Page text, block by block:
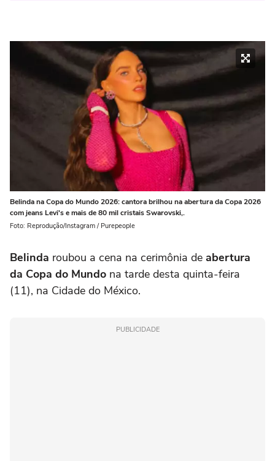
Belinda na Copa do Mundo 2026: cantora brilhou na abertura da Copa 2026
com jeans Levi's e mais de 80 mil cristais Swarovski,.
Foto: Reprodução/Instagram / Purepeople
Belinda roubou a cena na cerimônia de abertura
da Copa do Mundo na tarde desta quinta-feira
(11), na Cidade do México.
PUBLICIDADE